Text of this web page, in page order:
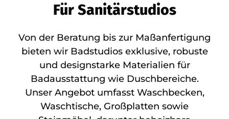
Für Sanitärstudios
Von der Beratung bis zur Maßanfertigung
bieten wir Badstudios exklusive, robuste
und designstarke Materialien für
Badausstattung wie Duschbereiche.
Unser Angebot umfasst Waschbecken,
Waschtische, Großplatten sowie